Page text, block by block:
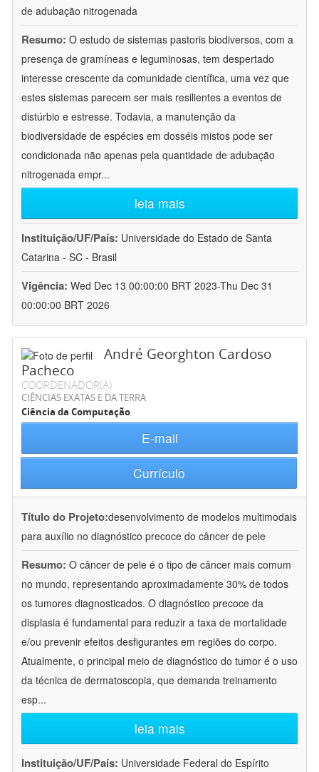
de adubação nitrogenada
Resumo: O estudo de sistemas pastoris biodiversos, com a
presença de gramíneas e leguminosas, tem despertado
interesse crescente da comunidade científica, uma vez que
estes sistemas parecem ser mais resilientes a eventos de
distúrbio e estresse. Todavia, a manutenção da
biodiversidade de espécies em dosséis mistos pode ser
condicionada não apenas pela quantidade de adubação
nitrogenada empr...
leia mais
Instituição/UF/País: Universidade do Estado de Santa
Catarina - SC - Brasil
Vigência: Wed Dec 13 00:00:00 BRT 2023-Thu Dec 31
00:00:00 BRT 2026
André Georghton Cardoso
Pacheco
COORDENADOR(A)
CIÊNCIAS EXATAS E DA TERRA
Ciência da Computação
E-mail
Currículo
Título do Projeto:desenvolvimento de modelos multimodais
para auxílio no diagnóstico precoce do câncer de pele
Resumo: O câncer de pele é o tipo de câncer mais comum
no mundo, representando aproximadamente 30% de todos
os tumores diagnosticados. O diagnóstico precoce da
displasia é fundamental para reduzir a taxa de mortalidade
e/ou prevenir efeitos desfigurantes em regiões do corpo.
Atualmente, o principal meio de diagnóstico do tumor é o uso
da técnica de dermatoscopia, que demanda treinamento
esp...
leia mais
Instituição/UF/País: Universidade Federal do Espírito